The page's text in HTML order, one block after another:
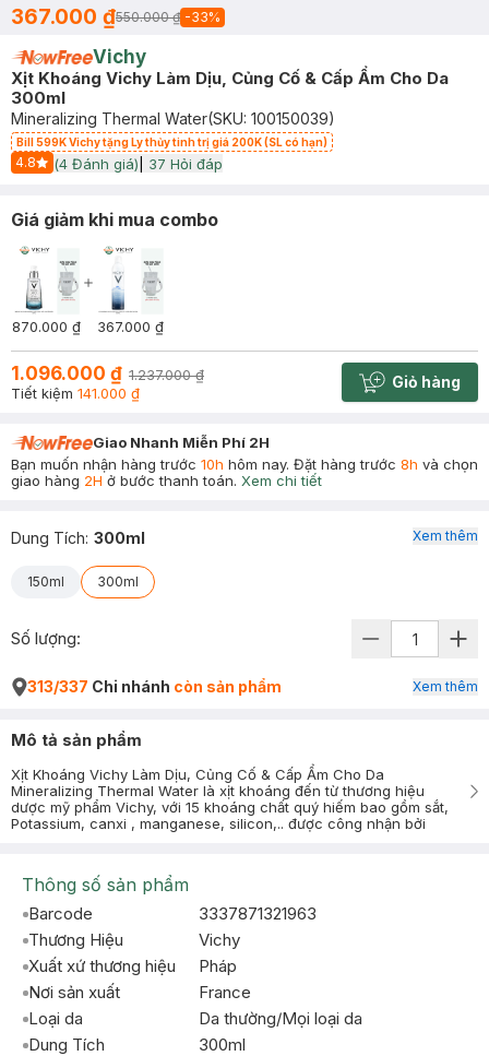
367.000 ₫550.000 ₫ -33%
Vichy
Xịt Khoáng Vichy Làm Dịu, Củng Cố & Cấp Ẩm Cho Da
300ml
Mineralizing Thermal Water(SKU: 100150039)
Bill 599K Vichy tặng Ly thủy tinh trị giá 200K (SL có hạn)
4.8
Start Icon
(4 Đánh giá) 37 Hỏi đáp
Giá giảm khi mua combo
870.000 ₫ 367.000 ₫
1.096.000 ₫ 1.237.000 ₫
Tiết kiệm 141.000 ₫ Cart plus
Giỏ hàng
Giao Nhanh Miễn Phí 2H
Bạn muốn nhận hàng trước 10h hôm nay. Đặt hàng trước 8h và chọn
giao hàng 2H ở bước thanh toán. Xem chi tiết
Dung Tích: 300ml
150ml 300ml
Xem thêm
Số lượng:
313/337 Chi nhánh còn sản phẩm Xem thêm
Mô tả sản phẩm
Xịt Khoáng Vichy Làm Dịu, Củng Cố & Cấp Ẩm Cho Da
Mineralizing Thermal Water là xịt khoáng đến từ thương hiệu
dược mỹ phẩm Vichy, với 15 khoáng chất quý hiếm bao gồm sắt,
Potassium, canxi , manganese, silicon,.. được công nhận bởi
Thông số sản phẩm
Barcode
3337871321963
Thương Hiệu
Vichy
Xuất xứ thương hiệu
Pháp
Nơi sản xuất
France
Loại da
Da thường/Mọi loại da
Dung Tích
300ml